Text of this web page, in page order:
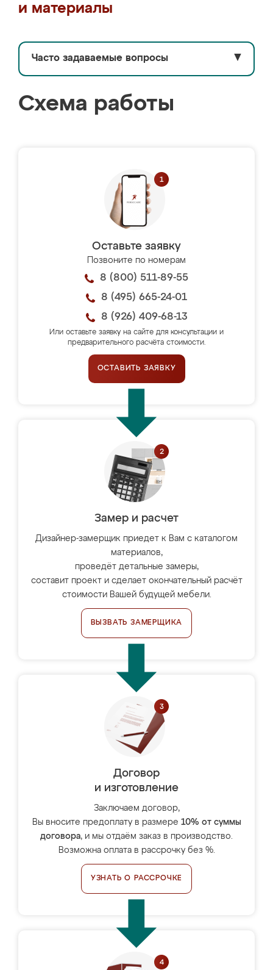
и материалы
Часто задаваемые вопросы ▼
Схема работы
Оставьте заявку
Позвоните по номерам
8 (800) 511-89-55
8 (495) 665-24-01
8 (926) 409-68-13
Или оставьте заявку на сайте для консультации и
предварительного расчёта стоимости.
ОСТАВИТЬ ЗАЯВКУ
Замер и расчет
Дизайнер-замерщик приедет к Вам с каталогом
материалов,
проведёт детальные замеры,
составит проект и сделает окончательный расчёт
стоимости Вашей будущей мебели.
ВЫЗВАТЬ ЗАМЕРЩИКА
Договор
и изготовление
Заключаем договор,
Вы вносите предоплату в размере 10% от суммы
договора, и мы отдаём заказ в производство.
Возможна оплата в рассрочку без %.
УЗНАТЬ О РАССРОЧКЕ